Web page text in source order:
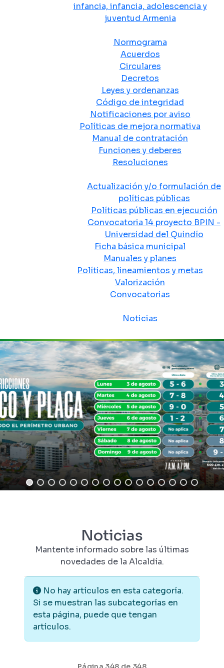
infancia, infancia, adolescencia y
juventud Armenia
Normograma
Acuerdos
Circulares
Decretos
Leyes y ordenanzas
Código de integridad
Notificaciones por aviso
Políticas de mejora normativa
Manual de contratación
Funciones y deberes
Resoluciones
Actualización y/o formulación de
políticas públicas
Políticas públicas en ejecución
Convocatoria 14 proyecto BPIN -
Universidad del Quindío
Ficha básica municipal
Manuales y planes
Políticas, lineamientos y metas
Valorización
Convocatorias
Noticias
Noticias
Mantente informado sobre las últimas
novedades de la Alcaldía.
Información
No hay artículos en esta categoría.
Si se muestran las subcategorías en
esta página, puede que tengan
artículos.